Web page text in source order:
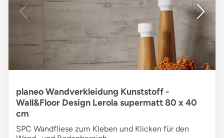
planeo Wandverkleidung Kunststoff -
Wall&Floor Design Lerola supermatt 80 x 40
cm
SPC Wandfliese zum Kleben und Klicken für den